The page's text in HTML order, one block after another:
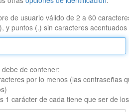
de usuario válido de 2 a 60
y puntos (.) sin caracteres acentuados
de contener:
por lo menos (las contraseñas
1 carácter de cada tiene que ser de